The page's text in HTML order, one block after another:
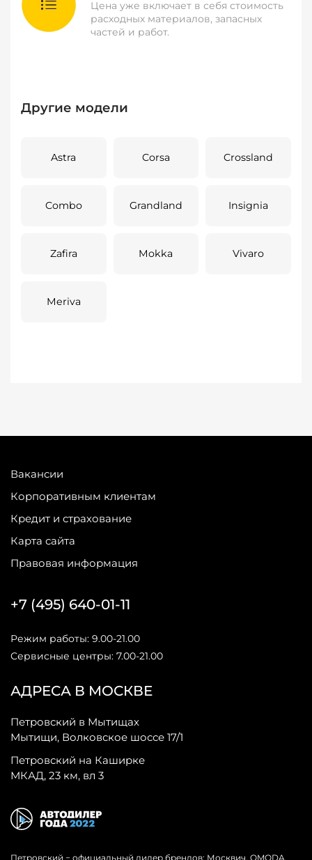
Цена уже включает в себя стоимость
расходных материалов, запасных
частей и работ.
Другие модели
Astra Corsa Crossland
Combo Grandland Insignia
Zafira Mokka Vivaro
Meriva
Вакансии
Корпоративным клиентам
Кредит и страхование
Карта сайта
Правовая информация
АДРЕСА В МОСКВЕ
Петровский в Мытищах
Мытищи, Волковское шоссе 17/1
Петровский на Каширке
МКАД, 23 км, вл 3
+7 (495) 640-01-11
Режим работы: 9.00-21.00
Сервисные центры: 7.00-21.00
Петровский − официальный дилер брендов: Москвич, OMODA,